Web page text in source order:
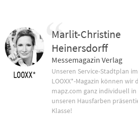
Marlit-Christine
Heinersdorff
Messemagazin Verlag
Unseren Service-Stadtplan im
LOOXX*-Magazin können wir
mapz.com ganz individuell in
unseren Hausfarben
Klasse!